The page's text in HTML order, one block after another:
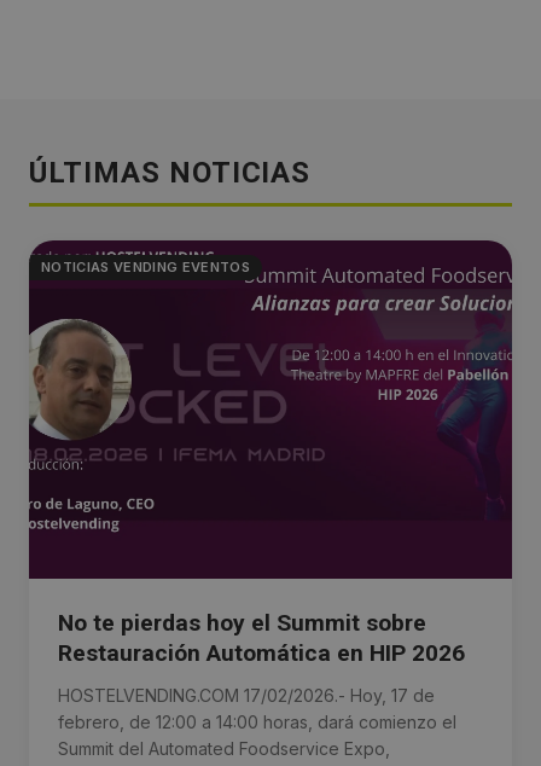
ÚLTIMAS NOTICIAS
NOTICIAS VENDING EVENTOS
No te pierdas hoy el Summit sobre
Restauración Automática en HIP 2026
HOSTELVENDING.COM 17/02/2026.- Hoy, 17 de
febrero, de 12:00 a 14:00 horas, dará comienzo el
Summit del Automated Foodservice Expo,